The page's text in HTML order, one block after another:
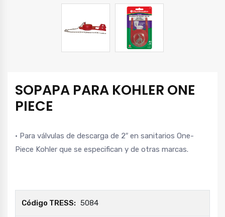
SOPAPA PARA KOHLER ONE
PIECE
• Para válvulas de descarga de 2″ en sanitarios One-
Piece Kohler que se especifican y de otras marcas.
Código TRESS: 5084